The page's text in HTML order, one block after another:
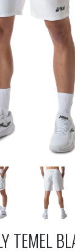
TEMEL